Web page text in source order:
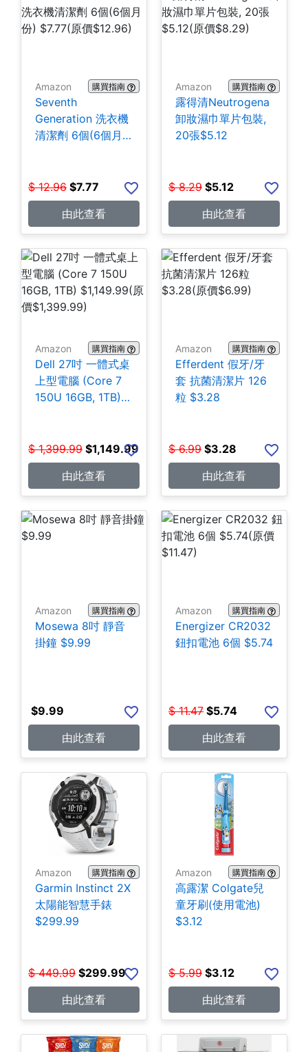
Amazon 購買指南
Seventh
Generation 洗衣機
清潔劑 6個(6個月
$ 12.96 $7.77
由此查看
Amazon 購買指南
露得清Neutrogena
卸妝濕巾單片包裝,
20張$5.12
$ 8.29 $5.12
由此查看
Amazon 購買指南
Dell 27吋 一體式桌
上型電腦 (Core 7
150U 16GB, 1TB)
$ 1,399.99 $1,149.99
由此查看
Amazon 購買指南
Efferdent 假牙/牙
套 抗菌清潔片 126
粒 $3.28
$ 6.99 $3.28
由此查看
Amazon 購買指南
Mosewa 8吋 靜音
掛鐘 $9.99
$9.99
由此查看
Amazon 購買指南
Energizer CR2032
鈕扣電池 6個 $5.74
$ 11.47 $5.74
由此查看
Amazon 購買指南
Garmin Instinct 2X
太陽能智慧手錶
$299.99
$ 449.99 $299.99
由此查看
Amazon 購買指南
高露潔 Colgate兒
童牙刷(使用電池)
$3.12
$ 5.99 $3.12
由此查看